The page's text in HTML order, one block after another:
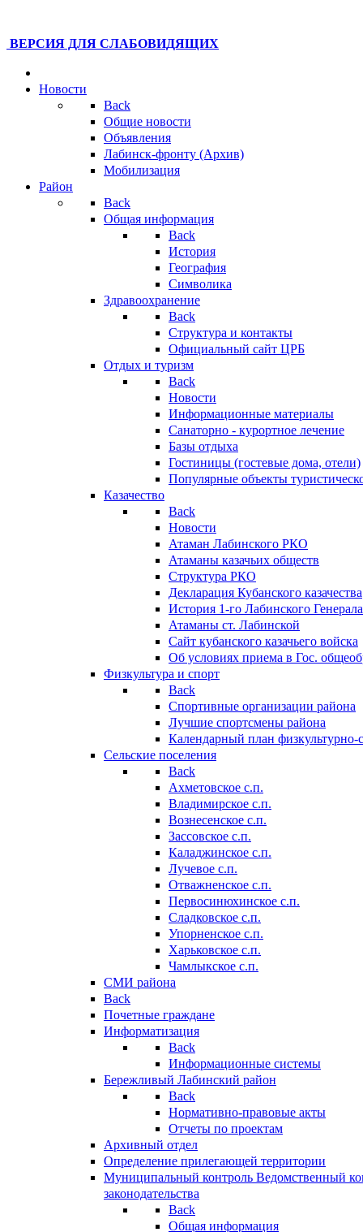
ВЕРСИЯ ДЛЯ СЛАБОВИДЯЩИХ
Новости
Back
Общие новости
Объявления
Лабинск-фронту (Архив)
Мобилизация
Район
Back
Общая информация
Back
История
География
Символика
Здравоохранение
Back
Структура и контакты
Официальный сайт ЦРБ
Отдых и туризм
Back
Новости
Информационные материалы
Санаторно - курортное лечение
Базы отдыха
Гостиницы (гостевые дома, отели)
Популярные объекты
Казачество
Back
Новости
Атаман Лабинского РКО
Атаманы казачьих обществ
Структура РКО
Декларация Кубанского казачества
История 1-го Лабинского
Атаманы ст. Лабинской
Cайт кубанского казачьего войска
Об условиях приема в Гос.
Физкультура и спорт
Back
Спортивные организации района
Лучшие спортсмены района
Календарный план
Сельские поселения
Back
Ахметовское с.п.
Владимирское с.п.
Вознесенское с.п.
Зассовское с.п.
Каладжинское с.п.
Лучевое с.п.
Отважненское с.п.
Первосинюхинское с.п.
Сладковское с.п.
Упорненское с.п.
Харьковское с.п.
Чамлыкское с.п.
СМИ района
Back
Почетные граждане
Информатизация
Back
Информационные системы
Бережливый Лабинский район
Back
Нормативно-правовые акты
Отчеты по проектам
Архивный отдел
Определение прилегающей территории
Муниципальный контроль Ведомственный
законодательства
Back
Общая информация